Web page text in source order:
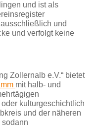
und ist als
und
und verfolgt keine
Zollernalb e.V.“ bietet
mit halb- und
kulturgeschichtlich
und der näheren
sodann